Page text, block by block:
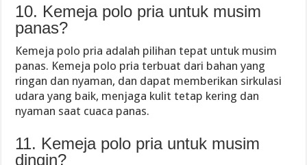
10. Kemeja polo pria untuk musim
panas?
Kemeja polo pria adalah pilihan tepat untuk musim
panas. Kemeja polo pria terbuat dari bahan yang
ringan dan nyaman, dan dapat memberikan sirkulasi
udara yang baik, menjaga kulit tetap kering dan
nyaman saat cuaca panas.
11. Kemeja polo pria untuk musim
dingin?